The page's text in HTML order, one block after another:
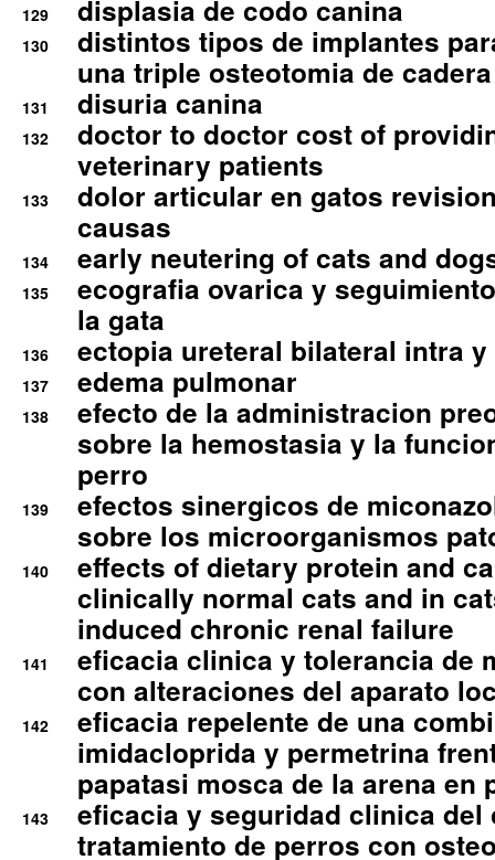
129 displasia de codo canina
130
distintos tipos de implantes
una triple osteotomia de cadera
131 disuria canina
132
doctor to doctor cost of
veterinary patients
133
dolor articular en gatos
causas
134 early neutering of cats and
135
ecografia ovarica y
la gata
136 ectopia ureteral bilateral intra
137 edema pulmonar
138
efecto de la administracion
sobre la hemostasia y la
perro
139
efectos sinergicos de
sobre los microorganismos
140
effects of dietary protein and
clinically normal cats and in
induced chronic renal failure
141
eficacia clinica y tolerancia de
con alteraciones del aparato
142
eficacia repelente de una
imidacloprida y permetrina
papatasi mosca de la arena en
143
eficacia y seguridad clinica del
tratamiento de perros con